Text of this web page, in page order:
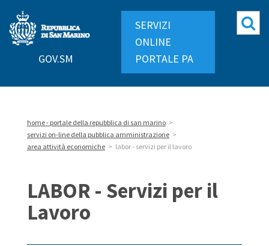
Repubblica
di
GOV.SM
SERVIZI
ONLINE
PORTALE PA
home - portale della repubblica di san marino >
servizi on-line della pubblica amministrazione >
area attività economiche > labor - servizi per il lavoro
LABOR - Servizi per il
Lavoro